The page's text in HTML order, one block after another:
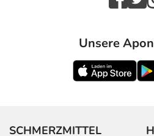
Unsere
SCHMERZMITTEL